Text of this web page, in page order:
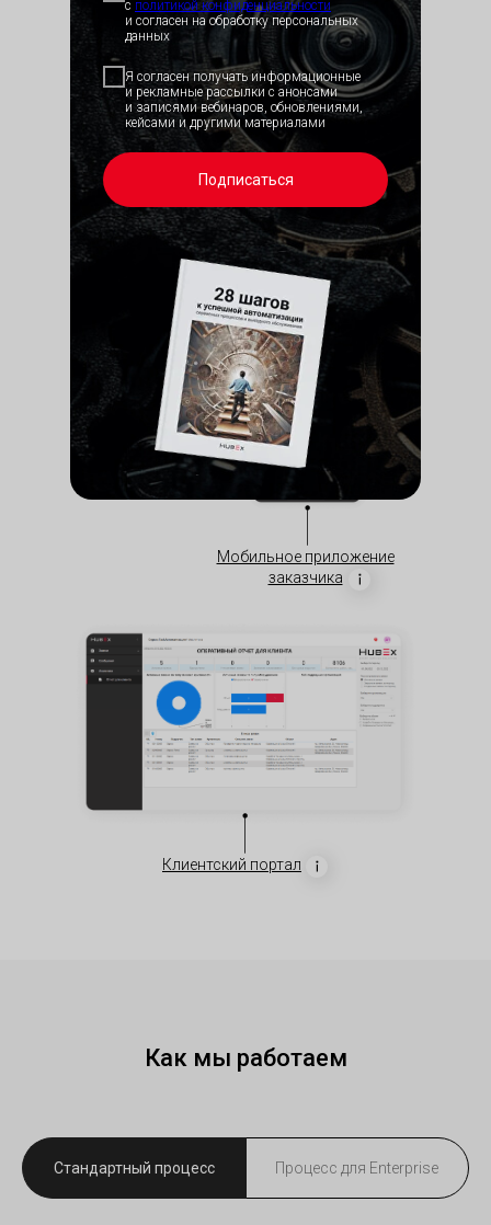
Мобильное приложение
заказчика
Электронный
паспорт
объекта
Мобильное
приложение
исполнителя
Клиентский портал
Панель администрирования
Как мы работаем
Стандартный процесс Процесс для Enterprise
с политикой конфиденциальности
и согласен на обработку персональных
данных
Я согласен получать информационные
и рекламные рассылки с анонсами
и записями вебинаров, обновлениями,
кейсами и другими материалами
Подписаться